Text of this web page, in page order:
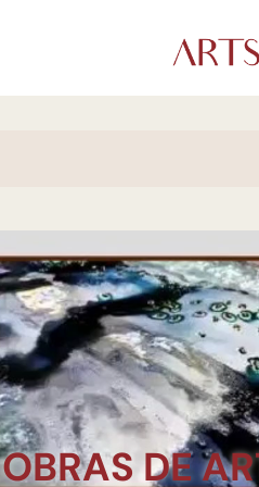
OBRAS DE